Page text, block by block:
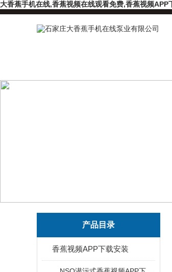
大香蕉手机在线,香蕉视频在线观看免费,香蕉视频
产品目录
香蕉视频APP下载安装